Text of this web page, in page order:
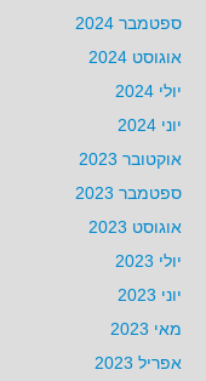
ספטמבר 2024
אוגוסט 2024
יולי 2024
יוני 2024
אוקטובר 2023
ספטמבר 2023
אוגוסט 2023
יולי 2023
יוני 2023
מאי 2023
אפריל 2023